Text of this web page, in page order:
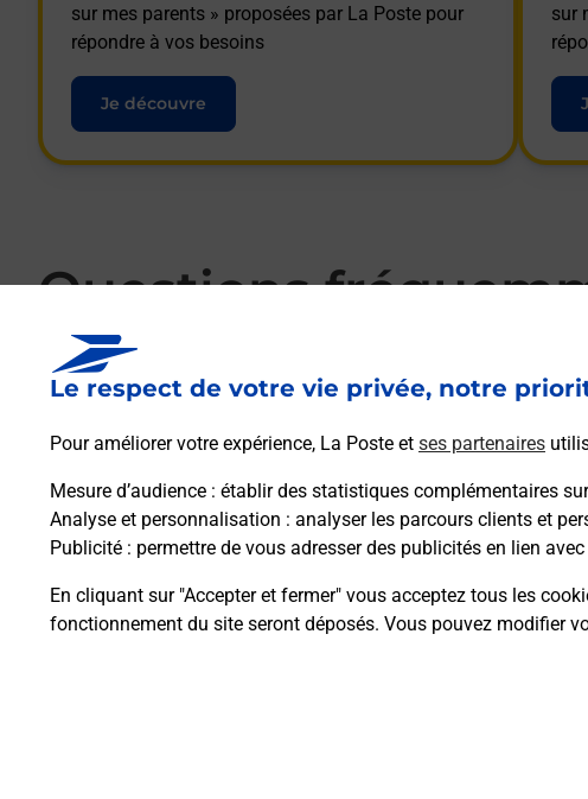
Le respect de votre vie privée, notre
Pour améliorer votre expérience, La Poste et ses partenaires
Mesure d’audience : établir des statistiques complémentaires
Analyse et personnalisation : analyser les parcours clients et
Publicité : permettre de vous adresser des publicités en lien
En cliquant sur "Accepter et fermer" vous acceptez tous les
fonctionnement du site seront déposés. Vous pouvez modifier
sur mes parents » proposées par La Poste pour
répondre à vos besoins
Je découvre
sur
Questions
La téléassistance classique avec médaillon
Comment fonctionne la téléassistance classique
Comment est installée la téléassistance